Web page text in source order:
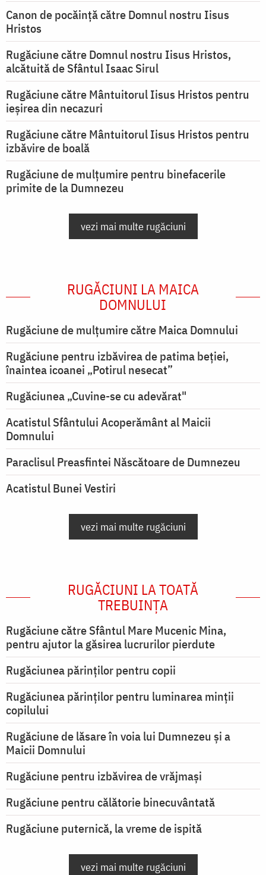
Canon de pocăință către Domnul nostru Iisus
Hristos
Rugăciune către Domnul nostru Iisus Hristos,
alcătuită de Sfântul Isaac Sirul
Rugăciune către Mântuitorul Iisus Hristos pentru
ieşirea din necazuri
Rugăciune către Mântuitorul Iisus Hristos pentru
izbăvire de boală
Rugăciune de mulțumire pentru binefacerile
primite de la Dumnezeu
vezi mai multe rugăciuni
RUGĂCIUNI LA MAICA
DOMNULUI
Rugăciune de mulţumire către Maica Domnului
Rugăciune pentru izbăvirea de patima beției,
înaintea icoanei „Potirul nesecat”
Rugăciunea „Cuvine-se cu adevărat"
Acatistul Sfântului Acoperământ al Maicii
Domnului
Paraclisul Preasfintei Născătoare de Dumnezeu
Acatistul Bunei Vestiri
vezi mai multe rugăciuni
RUGĂCIUNI LA TOATĂ
TREBUINȚA
Rugăciune către Sfântul Mare Mucenic Mina,
pentru ajutor la găsirea lucrurilor pierdute
Rugăciunea părinților pentru copii
Rugăciunea părinților pentru luminarea minţii
copilului
Rugăciune de lăsare în voia lui Dumnezeu şi a
Maicii Domnului
Rugăciune pentru izbăvirea de vrăjmași
Rugăciune pentru călătorie binecuvântată
Rugăciune puternică, la vreme de ispită
vezi mai multe rugăciuni